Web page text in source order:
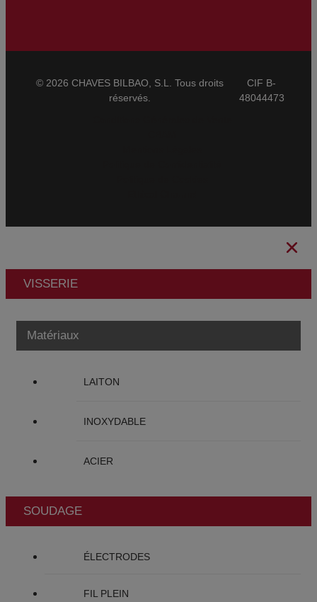
© 2026 CHAVES BILBAO, S.L. Tous droits
réservés.
CIF B-
48044473
VISSERIE
Matériaux
LAITON
INOXYDABLE
ACIER
SOUDAGE
ÉLECTRODES
FIL PLEIN